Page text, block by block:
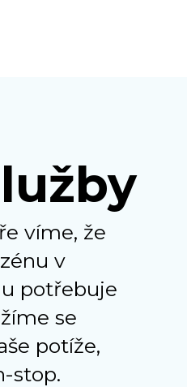
víme, že
v
potřebuje
se
potíže,
stop.